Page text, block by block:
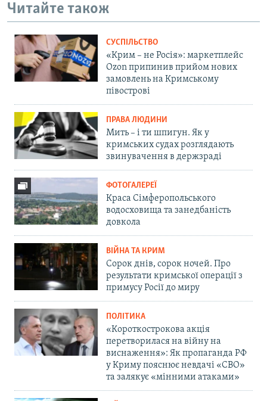
Читайте також
СУСПІЛЬСТВО
«Крим – не Росія»: маркетплейс
Ozon припинив прийом нових
замовлень на Кримському
півострові
ПРАВА ЛЮДИНИ
Мить – і ти шпигун. Як у
кримських судах розглядають
звинувачення в держзраді
ФОТОГАЛЕРЕЇ
Краса Сімферопольського
водосховища та занедбаність
довкола
ВІЙНА ТА КРИМ
Сорок днів, сорок ночей. Про
результати кримської операції з
примусу Росії до миру
ПОЛІТИКА
«Короткострокова акція
перетворилася на війну на
виснаження»: Як пропаганда РФ
у Криму пояснює невдачі «СВО»
та залякує «мінними атаками»